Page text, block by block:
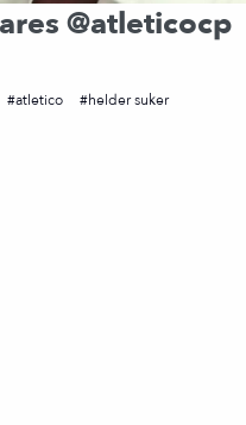
@atleticocp
atletico helder suker